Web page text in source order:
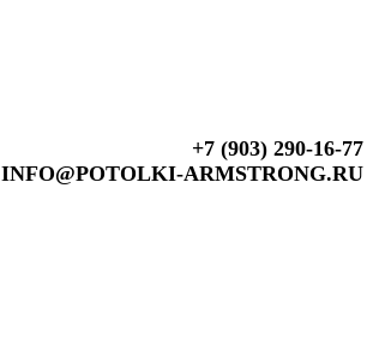
+7 (903) 290-16-77
INFO@POTOLKI-ARMSTRONG.RU